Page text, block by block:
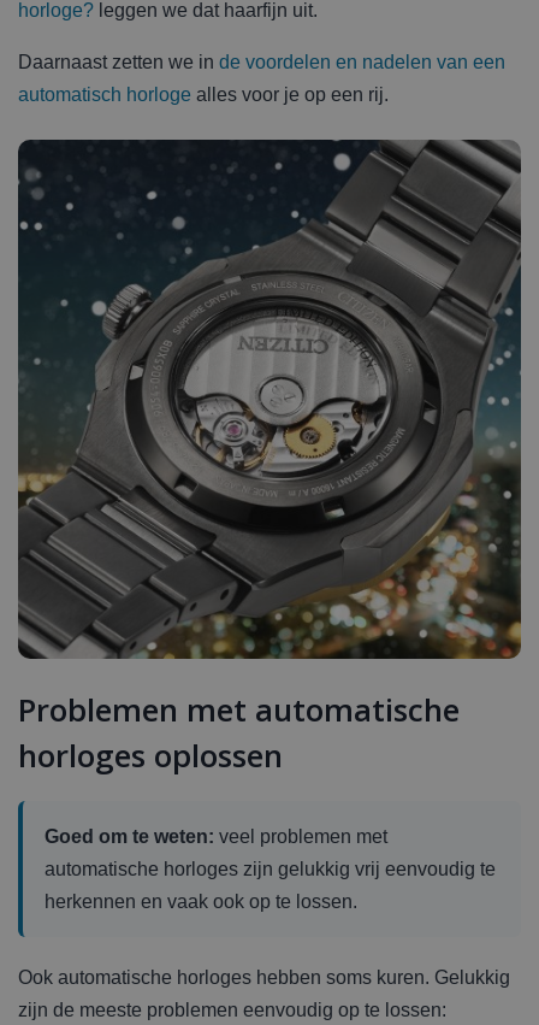
horloge? leggen we dat haarfijn uit.
Daarnaast zetten we in de voordelen en nadelen van een
automatisch horloge alles voor je op een rij.
Problemen met automatische
horloges oplossen
Goed om te weten: veel problemen met
automatische horloges zijn gelukkig vrij eenvoudig te
herkennen en vaak ook op te lossen.
Ook automatische horloges hebben soms kuren. Gelukkig
zijn de meeste problemen eenvoudig op te lossen: